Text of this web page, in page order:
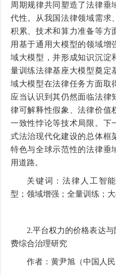
周期规律共同塑造了法律垂
代性。从我国法律领域需求
积累、技术和算力准备等方
用基于通用大模型的领域增
域大模型，并形成知识沉淀
量训练法律基座大模型奠定
域大模型在法律任务方面取
应当认识到其仍然面临法律
律可解释性假象、法律价值
一致性悖论等技术局限。下
式法治现代化建设的总体框
特色与全球示范性的法律垂
用道路。
关键词：法律人工智
型；领域增强；全量训练；
2.平台权力的价格表达
费综合治理研究
作者：黄尹旭（中国人民